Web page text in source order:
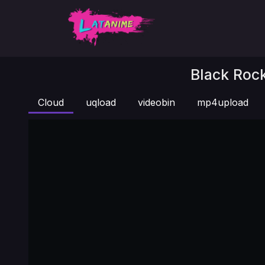
Black
Cloud uqload videobin mp4upload